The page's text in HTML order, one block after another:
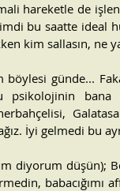
hareketle de
bu saatte
kim sallasın, ne
böylesi günde...
bana
İyi gelmedi bu
diyorum düşün);